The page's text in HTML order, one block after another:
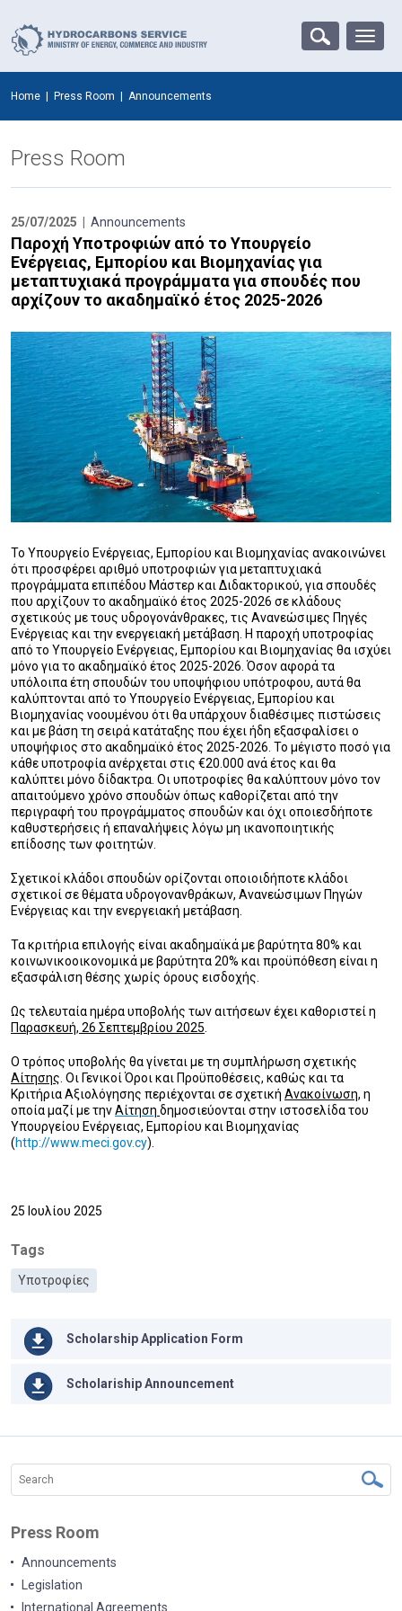
Home Press Room Announcements
Press Room
25/07/2025 | Announcements
Παροχή Υποτροφιών από το Υπουργείο
Ενέργειας, Εμπορίου και Βιομηχανίας για
μεταπτυχιακά προγράμματα για σπουδές που
αρχίζουν το ακαδημαϊκό έτος 2025-2026
Το Υπουργείο Ενέργειας, Εμπορίου και Βιομηχανίας ανακοινώνει
ότι προσφέρει αριθμό υποτροφιών για μεταπτυχιακά
προγράμματα επιπέδου Μάστερ και Διδακτορικού, για σπουδές
που αρχίζουν το ακαδημαϊκό έτος 2025-2026 σε κλάδους
σχετικούς με τους υδρογονάνθρακες, τις Ανανεώσιμες Πηγές
Ενέργειας και την ενεργειακή μετάβαση. Η παροχή υποτροφίας
από το Υπουργείο Ενέργειας, Εμπορίου και Βιομηχανίας θα ισχύει
μόνο για το ακαδημαϊκό έτος 2025-2026. Όσον αφορά τα
υπόλοιπα έτη σπουδών του υποψήφιου υπότροφου, αυτά θα
καλύπτονται από το Υπουργείο Ενέργειας, Εμπορίου και
Βιομηχανίας νοουμένου ότι θα υπάρχουν διαθέσιμες πιστώσεις
και με βάση τη σειρά κατάταξης που έχει ήδη εξασφαλίσει ο
υποψήφιος στο ακαδημαϊκό έτος 2025-2026. Το μέγιστο ποσό για
κάθε υποτροφία ανέρχεται στις €20.000 ανά έτος και θα
καλύπτει μόνο δίδακτρα. Οι υποτροφίες θα καλύπτουν μόνο τον
απαιτούμενο χρόνο σπουδών όπως καθορίζεται από την
περιγραφή του προγράμματος σπουδών και όχι οποιεσδήποτε
καθυστερήσεις ή επαναλήψεις λόγω μη ικανοποιητικής
επίδοσης των φοιτητών.
Σχετικοί κλάδοι σπουδών ορίζονται οποιοιδήποτε κλάδοι
σχετικοί σε θέματα υδρογονανθράκων, Ανανεώσιμων Πηγών
Ενέργειας και την ενεργειακή μετάβαση.
Τα κριτήρια επιλογής είναι ακαδημαϊκά με βαρύτητα 80% και
κοινωνικοοικονομικά με βαρύτητα 20% και προϋπόθεση είναι η
εξασφάλιση θέσης χωρίς όρους εισδοχής.
Ως τελευταία ημέρα υποβολής των αιτήσεων έχει καθοριστεί η
Παρασκευή, 26 Σεπτεμβρίου 2025
Ο τρόπος υποβολής θα γίνεται με τη συμπλήρωση σχετικής
Αίτησης . Οι Γενικοί Όροι και Προϋποθέσεις, καθώς και τα
Κριτήρια Αξιολόγησης περιέχονται σε σχετική Ανακοίνωση, η
οποία μαζί με τηνΑίτηση δημοσιεύονται στην ιστοσελίδα του
Υπουργείου Ενέργειας, Εμπορίου και Βιομηχανίας
(http://www.meci.gov.cy).
25 Ιουλίου 2025
Tags
Υποτροφίες
Scholarship Application Form
Scholariship Announcement
Press Room
Announcements
Legislation
International Agreements